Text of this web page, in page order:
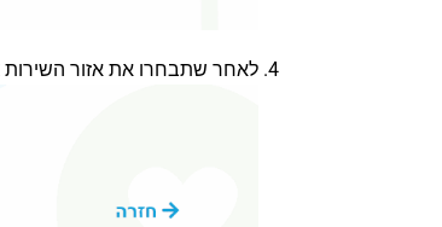
לאחר שתבחרו את אזור השירות